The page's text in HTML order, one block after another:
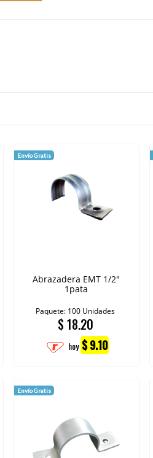
Envío Gratis
Abrazadera EMT 1/2"
1pata
Paquete: 100 Unidades
$18.20
hoy $ 9.10
Envío Gratis